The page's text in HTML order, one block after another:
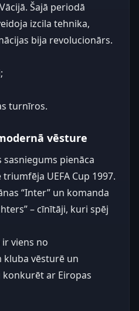
Šajā periodā
izcila tehnika,
bija revolucionārs.
turnīros.
vēsture
pienāca
UEFA Cup 1997.
“Inter” un komanda
– cīnītāji, kuri spēj
viens no
kluba vēsturē un
konkurēt ar Eiropas